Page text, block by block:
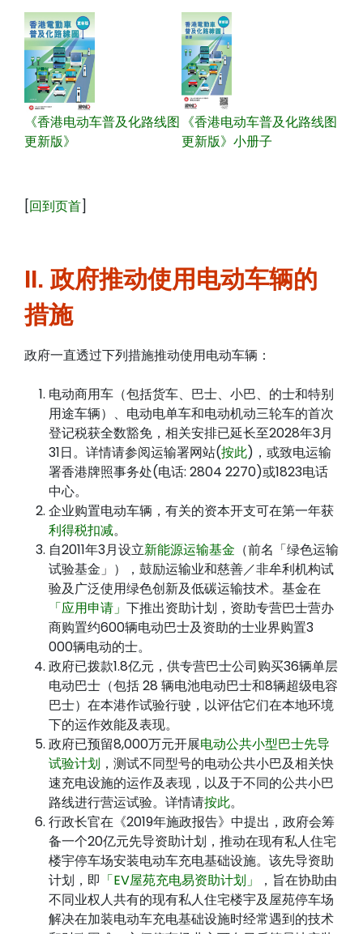
《香港电动车普及化路线图
更新版》
《香港电动车普及化路线图
更新版》小册子
[回到页首]
II. 政府推动使用电动车辆的
措施
政府一直透过下列措施推动使用电动车辆：
电动商用车（包括货车、巴士、小巴、的士和特别
用途车辆）、电动电单车和电动机动三轮车的首次
登记税获全数豁免，相关安排已延长至2028年3月
31日。详情请参阅运输署网站(按此)，或致电运输
署香港牌照事务处(电话: 2804 2270)或1823电话
中心。
企业购置电动车辆，有关的资本开支可在第一年获
利得税扣减。
自2011年3月设立新能源运输基金 （前名「绿色运输
试验基金」），鼓励运输业和慈善／非牟利机构试
验及广泛使用绿色创新及低碳运输技术。基金在
「应用申请」 下推出资助计划，资助专营巴士营办
商购置约600辆电动巴士及资助的士业界购置3
000辆电动的士。
政府已拨款1.8亿元，供专营巴士公司购买36辆单层
电动巴士（包括 28 辆电池电动巴士和8辆超级电容
巴士）在本港作试验行驶，以评估它们在本地环境
下的运作效能及表现。
政府已预留8,000万元开展电动公共小型巴士先导
试验计划 ，测试不同型号的电动公共小巴及相关快
速充电设施的运作及表现，以及于不同的公共小巴
路线进行营运试验。详情请按此。
行政长官在《2019年施政报告》中提出，政府会筹
备一个20亿元先导资助计划，推动在现有私人住宅
楼宇停车场安装电动车充电基础设施。该先导资助
计划，即 「EV屋苑充电易资助计划」
，旨在协助由
不同业权人共有的现有私人住宅楼宇及屋苑停车场
解决在加装电动车充电基础设施时经常遇到的技术